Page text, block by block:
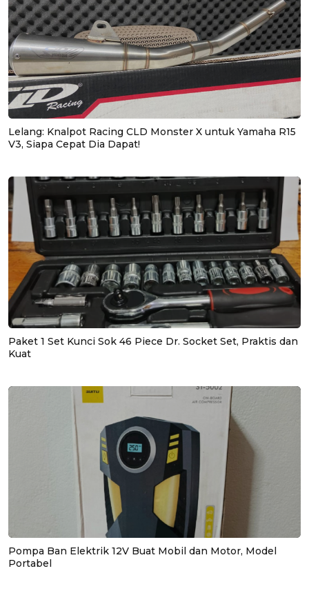
Lelang: Knalpot Racing CLD Monster X untuk Yamaha R15
V3, Siapa Cepat Dia Dapat!
Paket 1 Set Kunci Sok 46 Piece Dr. Socket Set, Praktis dan
Kuat
Pompa Ban Elektrik 12V Buat Mobil dan Motor, Model
Portabel